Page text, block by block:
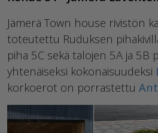
Jämerä Town house rivistön
toteutettu Ruduksen
piha 5C sekä talojen 5A ja
yhtenäiseksi kokonaisuudeksi
korkoerot on porrastettu